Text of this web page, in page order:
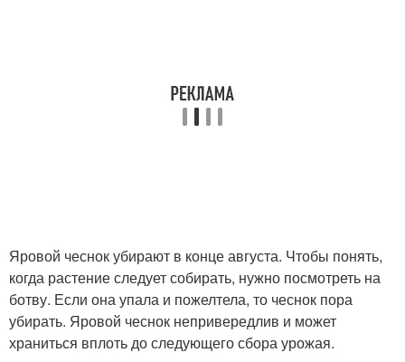
Яровой чеснок убирают в конце августа. Чтобы понять,
когда растение следует собирать, нужно посмотреть на
ботву. Если она упала и пожелтела, то чеснок пора
убирать. Яровой чеснок непривередлив и может
храниться вплоть до следующего сбора урожая.